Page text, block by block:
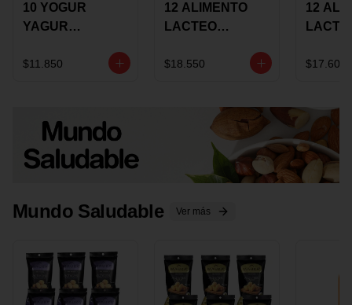
10 YOGUR
YAGUR
150ML SURTIDO
$11.850
12 ALIMENTO
LACTEO
ALQUERIA
$18.550
12
$17.600
Mundo Saludable Ver más